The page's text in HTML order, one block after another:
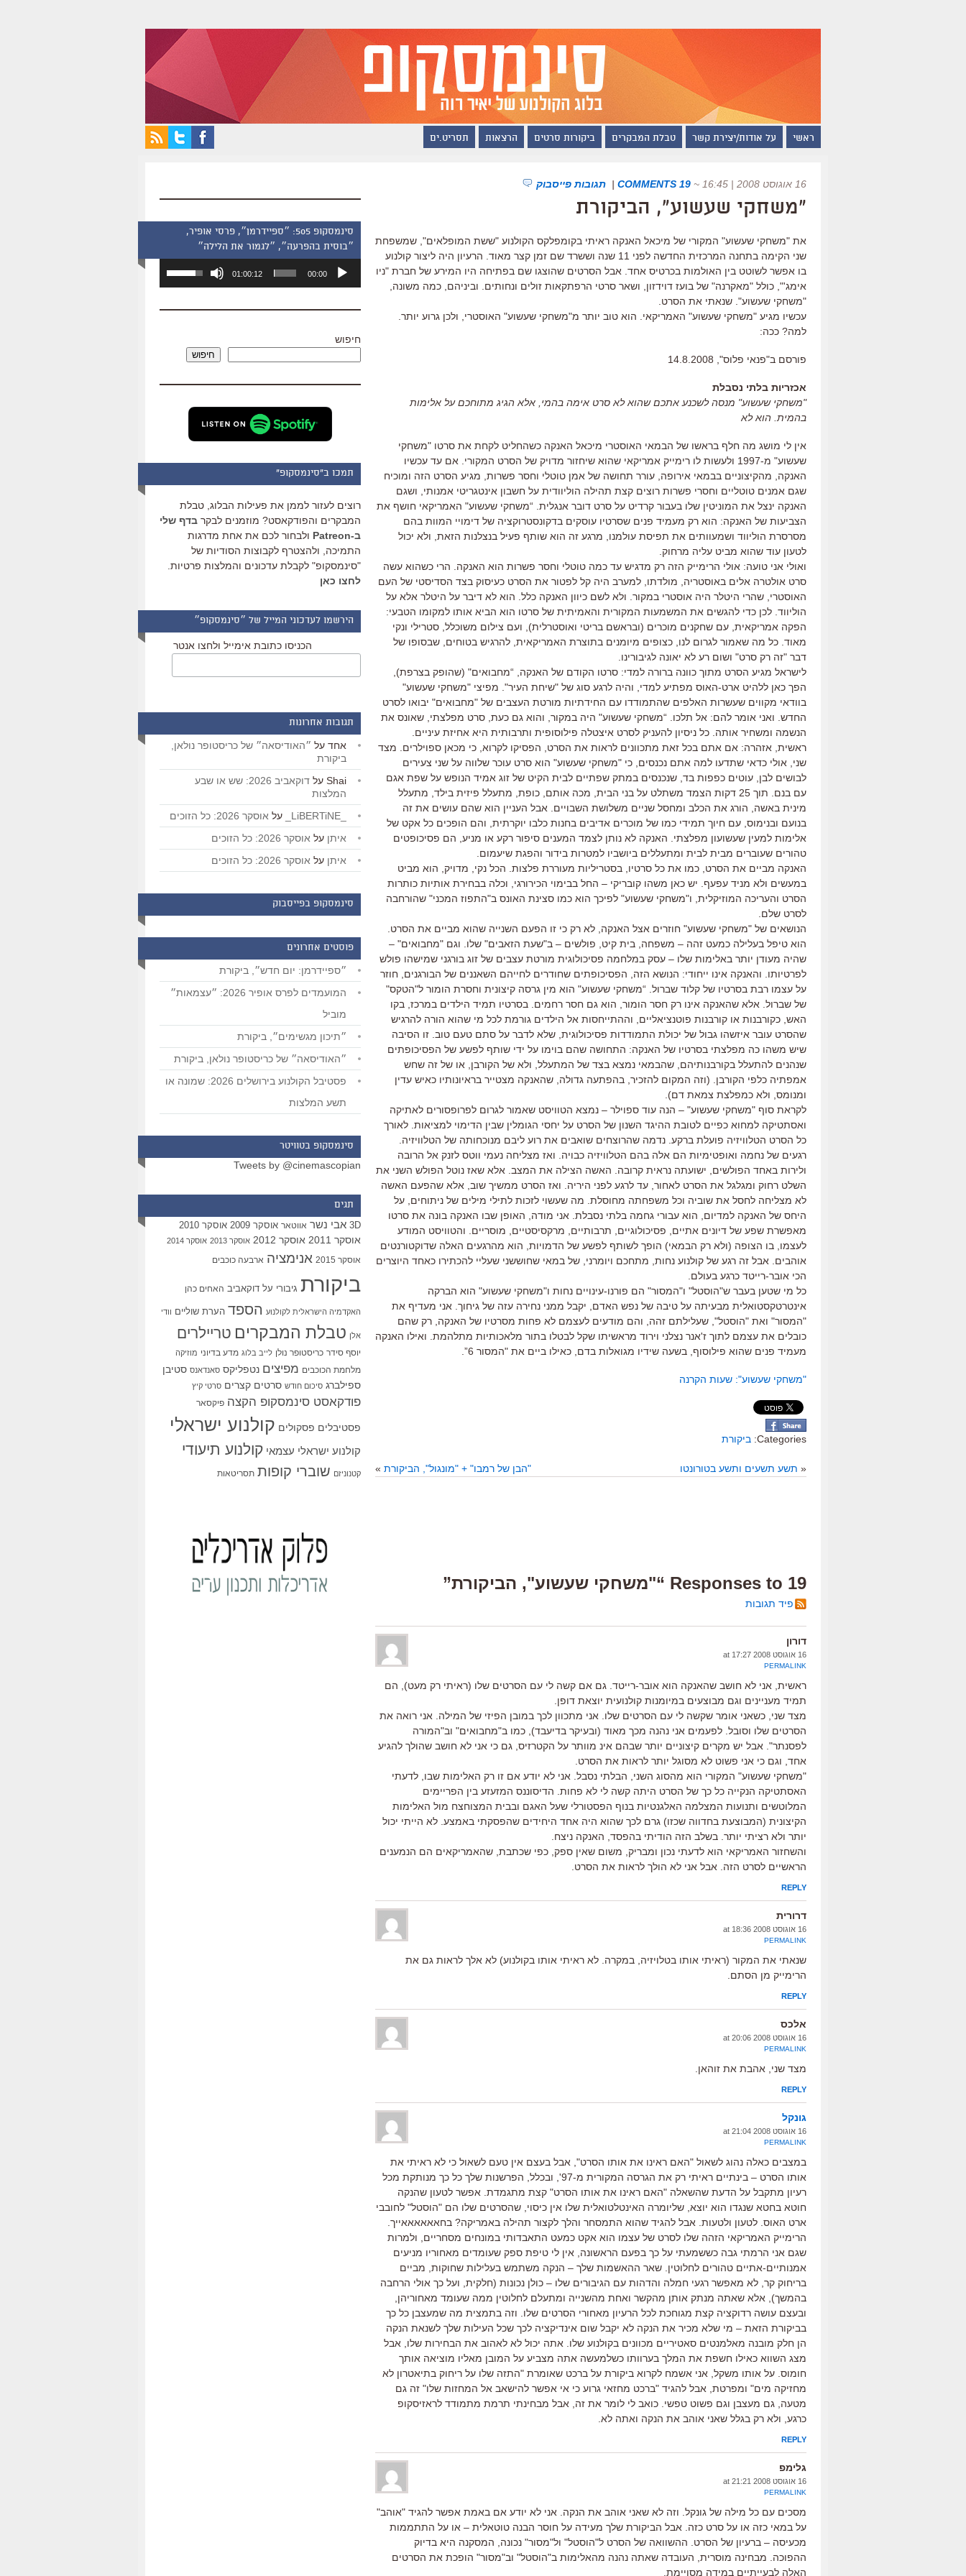
ראשי על אודות/יצירת קשר טבלת המבקרים ביקורות סרטים הרצאות תסריט.ים
16 אוגוסט 2008 | 16:45 ~
19 COMMENTS
| תגובות פייסבוק
"משחקי שעשוע", הביקורת
את "משחקי שעשוע" המקורי של מיכאל האנקה ראיתי בקומפלקס הקולנוע "ששת המופלאים", שמשפחת
שני הקימה בתחנה המרכזית החדשה לפני 11 שנה וששרד שם זמן קצר מאוד. הרעיון היה ליצור קולנוע
בו אפשר לשוטט בין האולמות בכרטיס אחד. אבל הסרטים שהוצגו שם בפתיחה היו המירע של חברת "ניו
אימג'", כולל "מאקרנה" של בועז דוידזון, ושאר סרטי הרפתקאות זולים ונחותים. וביניהם, כמה משונה,
"משחקי שעשוע". שנאתי את הסרט.
עכשיו מגיע "משחקי שעשוע" האמריקאי. הוא טוב יותר מ"משחקי שעשוע" האוסטרי, ולכן גרוע יותר.
למה? ככה:
פורסם ב"פנאי פלוס", 14.8.2008
אכזריות בלתי נסבלת
"משחקי שעשוע" מנסה לשכנע אתכם שהוא לא סרט אימה בהמי, אלא הגיג מתוחכם על אלימות
בהמית. הוא לא
אין לי מושג מה חלף בראשו של הבמאי האוסטרי מיכאל האנקה כשהחליט לקחת את סרטו "משחקי
שעשוע" מ-1997 ולעשות לו רימייק אמריקאי שהוא שיחזור מדויק של הסרט המקורי. אם עד עכשיו
האנקה, מהקיצוניים בבמאי אירופה, עורר תחושה של אמן טוטלי וחסר פשרות, מגיע הסרט הזה ומוכיח
שגם אמנים טוטליים וחסרי פשרות רוצים קצת תהילה הוליוודית על חשבון אינטגריטי אמנותי, ושגם
האנקה ינצל את המוניטין שלו בעבור קרדיט על סרט דובר אנגלית. “משחקי שעשוע" האמריקאי חושף את
הצביעות של האנקה: הוא רק מעמיד פנים שסרטיו עוסקים בדקונסטרוקציה של דימויי המוות בהם
מסרסרת הוליווד ושמעוותים את תפיסת עולמנו, מרגע זה הוא שותף פעיל בנצלנות הזאת, ולא יכול
לטעון עוד שהוא מביט עליה מרחוק.
ואולי אני טועה: אולי הרימייק הזה רק מדגיש עד כמה טוטלי וחסר פשרות הוא האנקה. הרי כשהוא עשה
סרט אולטרה אלים באוסטריה, מולדתו, למערב היה קל לפטור את הסרט כעיסוק בצד הסדיסטי של העם
האוסטרי, שהרי היטלר היה אוסטרי במקור. ולא לשם כיוון האנקה כלל. הוא לא דיבר על היטלר אלא על
הוליווד. לכן כדי להגשים את המשמעות המקורית והאמיתית של סרטו הוא הביא אותו למקומו הטבעי:
הפקה אמריקאית, עם שחקנים מוכרים (ובראשם בריטי ואוסטרלית), ועם צילום משוכלל, סטרילי ונקי
מאוד. כל מה שאמור לגרום לנו, כצופים מיומנים בתוצרת האמריקאית, להרגיש בטוחים, שבסופו של
דבר "זה רק סרט" ושום רע לא יאונה לגיבורינו.
לישראל מגיע הסרט מתוך כוונה ברורה למדי: סרטו הקודם של האנקה, “מחבואים" (שהופק בצרפת),
הפך כאן ללהיט ארט-האוס מפתיע למדי, והיה לרגע סוג של "שיחת העיר". מפיצי "משחקי שעשוע"
בוודאי מקווים שעשרות האלפים שהתמודדו עם החידתיות מורטת העצבים של "מחבואים" יבואו לסרט
החדש. ואני אומר להם: אל תלכו. “משחקי שעשוע" היה במקור, והוא גם כעת, סרט מפלצתי, שאונס את
הנשמה ומשחיר אותה. כל ניסיון להעניק לסרט איצטלה פילוסופית ותרבותית היא אחיזת עיניים.
ראשית, אזהרה: אם אתם בכל זאת מתכוונים לראות את הסרט, הפסיקו לקרוא, כי מכאן ספוילרים. מצד
שני, אולי כדאי שתדעו למה אתם נכנסים, כי "משחקי שעשוע" הוא סרט עוכר שלווה על שני צעירים
לבושים לבן, עוטים כפפות בד, שנכנסים במתק שפתיים לבית הקיט של זוג אמיד הנופש על שפת אגם
עם בנם. תוך 25 דקות הצמד משתלט על בני הבית, מכה אותם, כופת, מתעלל פיזית בילד, מתעלל
מינית באשה, הורג את הכלב ומחסל שניים משלושת השבויים. אבל העניין הוא שהם עושים את זה
בנועם ובנימוס, עם חיוך תמידי כמו של מוכרים אדיבים בחנות כלבו יוקרתית, והם הופכים כל אקט של
אלימות למעין שעשועון מפלצתי. האנקה לא נותן לצמד המענים סיפור רקע או מניע, הם פסיכופטים
טהורים שעוברים מבית לבית ומתעללים ביושביו למטרות בידור והפגת שיעמום.
האנקה מביים את הסרט, כמו את כל סרטיו, בסטריליות מעוררת פלצות. הכל נקי, מדויק, הוא מביט
במעשים ולא מניד עפעף. יש כאן משהו קובריקי – החל בבימוי הכירורגי, וכלה בבחירת אותיות כותרות
הסרט והעריכה המוזיקלית, ו"משחקי שעשוע" לפיכך הוא כמו סצינת האונס ב"התפוז המכני" שהורחבה
לסרט שלם.
הנושאים של "משחקי שעשוע" חוזרים אצל האנקה, לא רק כי זו הפעם השנייה שהוא מביים את הסרט.
הוא טיפל בעלילה כמעט זהה – משפחה, בית קיט, פולשים – ב"שעת הזאבים" שלו. וגם "מחבואים" –
שהיה מעודן יותר באלימות שלו – עסק במלחמה פסיכולוגית מורטת עצבים של זוג בורגני שמישהו פולש
לפרטיותו. והאנקה אינו ייחודי: הנושא הזה, הפסיכופתים שחודרים לחייהם השאננים של הבורגנים, חוזר
על עצמו רבת בסרטיו של קלוד שברול. “משחקי שעשוע" הוא מין גרסה קיצונית וחסרת הומור ל"הטקס"
של שברול. אלא שהאנקה אינו רק חסר הומור, הוא גם חסר רחמים. בסרטיו תמיד הילדים במרכז, בקו
האש, כקורבנות או קורבנות פוטנציאליים, וההתייחסות אל הילדים גורמת לכל מי שהוא הורה להרגיש
שהסרט עובר איזשהו גבול של יכולת התמודדות פסיכולוגית, שלא לדבר על סתם טעם טוב. זו הסיבה
שיש משהו כה מפלצתי בסרטיו של האנקה: התחושה שהם בוימו על ידי שותף לפשע של הפסיכופתים
שנהנים להתעלל בקורבנותיהם, שהבמאי נמצא בצד של המתעלל, ולא של הקורבן, או של זה שחש
אמפתיה כלפי הקורבן. (וזה המקום להזכיר, בהפתעה גדולה, שהאנקה מצטייר בראיונותיו כאיש עדין
ומנומס, ולא כמפלצת צמאת דם).
לקראת סוף "משחקי שעשוע" – הנה עוד ספוילר – נמצא הטוויסט שאמור לגרום לפרופסורים לאתיקה
ואסתטיקה למחוא כפיים לטובת ההיגד השנון של הסרט על יחסי הגומלין שבין הדימוי למציאות. לאורך
כל הסרט הטלוויזיה פועלת ברקע. נדמה שהרוצחים שואבים את רוע ליבם מנוכחותה של הטלוויזיה.
רגעים של נחמה ואופטימיות הם אלה בהם הטלוויזיה כבויה. ואז מצליחה נעמי ווטס לזנק אל הרובה
ולירות באחד הפולשים, ישועתה נראית קרובה. האשה הצילה את המצב. אלא שאז נוטל הפולש השני את
השלט רחוק ומגלגל את הסרט לאחור, עד לרגע לפני היריה. ואז הסרט ממשיך שוב, אלא שהפעם האשה
לא מצליחה לחסל את שוביה וכל משפחתה מחוסלת. מה שעשוי לזכות לתילי מילים של ניתוחים, על
היחס של האנקה למדיום, הוא עבורי גחמה בלתי נסבלת. אני מודה, האופן שבו האנקה בונה את סרטו
מאפשרת שפע של דיונים אתיים, פסיכולוגיים, תרבותיים, מרקסיסטיים, מוסריים. והטוויסט המודע
לעצמו, בו הצופה (ולא רק הבמאי) הופך לשותף לפשע של הדמויות, הוא מהרגעים האלה שדוקטורנטים
אוהבים. אבל זה רגע של קולנוע נחות, מתחכם ויומרני, של במאי שחוששני שעליי להכתירו כאחד היוצרים
הכי אובר-רייטד כרגע בעולם.
כל מי שטען בעבר ש"הוסטל" ו"המסור" הם פורנו-עינויים נחות ו"משחקי שעשוע" הוא הברקה
אינטרטקסטואלית מבעיתה על טיבה של נפש האדם, יקבל ממני נחירה עזה של גיחוך. אני מעדיף את
"המסור" ואת "הוסטל", שעלילתם זהה, והם מודעים לעצמם לא פחות מסרטיו של האנקה, רק שהם
כובלים את עצמם לתוך ז'אנר נצלני וירוד מראשיתו שקל לבטלו בתור מלאכותיות מתלהמת. ואילו האנקה
מעמיד פנים שהוא פילוסוף, בשעה שידיו מגואלות בדם, כאילו ביים את "המסור 6”.
"משחקי שעשוע": שעות הקרנה
Categories: ביקורת
« תשע תשעים ותשע בטורונטו "הבן של רמבו" + "מונגול", הביקורת »
19 Responses to “"משחקי שעשוע", הביקורת”
פיד תגובות
דורון
16 אוגוסט 2008 at 17:27
PERMALINK
ראשית, אני לא חושב שהאנקה הוא אובר-רייטד. גם אם קשה לי עם הסרטים שלו (ראיתי רק מעט), הם
תמיד מעניינים וגם מבוצעים במיומנות קולנועית יוצאת דופן.
מצד שני, כשאני אומר שקשה לי עם הסרטים שלו. אני מתכוון לכך במובן הפיזי של המילה. אני רואה את
הסרטים שלו וסובל. לפעמים אני נהנה מכך מאוד (ובעיקר בדיעבד), כמו ב"מחבואים" וב"המורה
לפסנתר". אבל יש מקרים קיצוניים יותר שבהם אינ מוותר על הקטרזיס, גם כי אני לא חושב שהולך להגיע
אחד, וגם כי אני פשוט לא מסוגל יותר לראות את הסרט.
"משחקי שעשוע" המקורי הוא מהסוג השני, הבלתי נסבל. אני לא יודע אם זו רק האלימות שבו, לדעתי
האסתטיקה הנקייה כל כך של הסרט היתה קשה לי לא פחות. הדיסוננס המזעזע בין הפריימים
המלוטשים ותנועות המצלמה האלגנטיות בנוף הפסטורלי שעל האגם ובבית המצוחצח מול האלימות
הקיצונית (המבוצעת בחדווה שכזו) גרם לכך שהוא היה אחד היחידים שהפסקתי באמצע. לא הייתי יכול
יותר ולא רציתי יותר. בשלב הזה הודיתי בהפסד, האנקה ניצח.
והשחזור האמריקאי הוא לדעתי נכון ומבריק, משום שאין ספק, כפי שכתבת, שהאמריקאים הם הנמענים
הראשיים לסרט הזה. אבל אני לא הולך לראות את הסרט.
REPLY
דרורית
16 אוגוסט 2008 at 18:36
PERMALINK
שנאתי את המקור (ראיתי אותו בטלויזיה, במקרה. לא ראיתי אותו בקולנוע) לא אלך לראות גם את
הרימייק מן הסתם.
REPLY
אלכס
16 אוגוסט 2008 at 20:06
PERMALINK
מצד שני, אהבת את זוהאן.
REPLY
גונקל
16 אוגוסט 2008 at 21:04
PERMALINK
במצבים כאלה נהוג לשאול "האם ראינו את אותו הסרט", אבל בעצם אין טעם לשאול כי לא ראיתי את
אותו הסרט – בינתיים ראיתי רק את הגרסה המקורית מ-97', ובכלל, הפרשנות שלך כל כך מנותקת מכל
רעיון מתקבל על הדעת שהשאלה "האם ראינו את אותו הסרט" קצת מתגמדת. אפשר לטעון שהנקה
חוטא בחטא שנגדו הוא יוצא, שליומרה האינטלטואלית שלו אין כיסוי, שהסרטים שלו הם "הוסטל" לחובבי
ארט האוס. לטעון ולטעות. אבל להגיד שהוא התמסחר והלך לקצור תהילה באמריקה? בחאאאאאאייך.
הרימייק האמריקאי הזהה שלו לסרט של עצמו הוא אקט כמעט התאבדותי במונחים מסחריים, ולמרות
שגם אני הרמתי גבה כששמעתי על כך בפעם הראשונה, אין לי טיפת ספק שעומדים מאחוריו מניעים
אמנותיים-אתיים טהורים לחלוטין. שאר ההאשמות שלך – הנקה משתמש בעלילות שחוקות, מביים
בריחוק קר, לא מאפשר רגעי חמלה והדהות עם הגיבורים שלו – כולן נכונות (חלקית, ועל כך אולי הרחבה
בהמשך), אלא שאתה מנתק אותן מהקשר ואחת מהשנייה ומתעלם לחלוטין ממה שעומד מאחוריהן,
ובעצם עושה רדוקציה קצת מגוחכת לכל הרעיון מאחורי הסרטים שלו. וזה בתמצית מה שמעצבן כל כך
בביקורת הזאת – מי שלא מכיר את הנקה לא יקבל שום אינדיקציה לכך שכל העילות שלך לשנאת הנקה
הן חלק מובנה מאלמנטים סאטיריים מכוונים בקולנוע שלו. אתה יכול לא לאהוב את הבחירות שלו, אבל
מצג השווא כאילו חשפת את המלך בערוותו כשלמעשה אתה מצביע על המובן מאליו מוציאה אותך
חומוס. על אותו משקל, אני אשמח לקרוא ביקורת על ברכט שאומרת "התזה שלו על ריחוק בתיאטרון לא
מחזיקה מים" ומפרטת, אבל להגיד "ברכט מחזאי גרוע כי אי אפשר להישאב אל המחזות שלו" זה גם
מטעה, גם מעצבן וגם פשוט טפשי. כואב לי לומר את זה, אבל מבחינתי תרמת מתמודד לראזיסקופ
כרגע, ולא רק בגלל שאני אוהב את הנקה ואתה לא.
REPLY
גלימפ
16 אוגוסט 2008 at 21:21
PERMALINK
מסכים עם כל מילה של גונקל. וזה לא שאני אוהב את הנקה. אני לא יודע אם באמת אפשר להגיד "אוהב"
על במאי כזה או על סרט כזה. אבל הביקורת שלך מעידה על חוסר הבנה טוטאלית – או על התתממות
מכעיסה – ברעיון של הסרט. ההשוואה של הסרט ל"הוסטל" ול"מסור" נכונה, המסקנה היא בדיוק
ההפוכה. מבחינה מוסרית, העובדה שאתה נהנה מהאלימות ב"הוסטל" וב"מסור" הופכת את הסרטים
האלה לבעייתיים במידה מסויימת.
סינמסקופ 505: ״ספיידרמן״, פרסי אופיר,
״בוסית בהפרעה״, ״לגמור את הלילה״
אודיו
00:00
01:00:12
השתמש
כדי
שמע.
חיפוש
חיפוש
תמכו ב"סינמסקופ"
רוצים לעזור לממן את פעילות הבלוג, טבלת
המבקרים והפודקאסט? מוזמנים לבקר בדף שלי
ב-Patreon
ולבחור לכם את אחת מדרגות
התמיכה, ולהצטרף לקבוצות הסודיות של
"סינמסקופ" לקבלת עדכונים והמלצות פרטיות.
לחצו כאן
הירשמו לעדכוני המייל של ״סינמסקופ״
הכניסו כתובת אימייל ולחצו אנטר
תגובות אחרונות
אחד על ״האודיסאה״ של כריסטופר נולאן,
ביקורת
Shai על
דוקאביב 2026: שש או שבע
המלצות
על אוסקר 2026: כל הזוכים
איתן על אוסקר 2026: כל הזוכים
איתן על אוסקר 2026: כל הזוכים
סינמסקופ בפייסבוק
פוסטים אחרונים
״ספיידרמן: יום חדש״, ביקורת
המועמדים לפרס אופיר 2026: ״עצמאות״
מוביל
״תיכון מגשימים״, ביקורת
״האודיסאה״ של כריסטופר נולאן, ביקורת
פסטיבל הקולנוע בירושלים 2026: שמונה או
תשע המלצות
סינמסקופ בטוויטר
Tweets by @cinemascopian
תגים
3D אבי נשר אווטאר אוסקר 2009 אוסקר 2010
אוסקר 2011 אוסקר 2012 אוסקר 2013 אוסקר 2014
אוסקר 2015 אנימציה ארבעה כוכבים
ביקורת גיבורי על דוקאביב האחים כהן
האקדמיה הישראלית לקולנוע הספד הערת שוליים וודי
אלן טבלת המבקרים טריילרים
יוסף סידר כריסטופר נולן לייב בלוג מדע בדיוני מוזיקה
מלחמת הכוכבים מפיצים נטפליקס סאנדאנס סטיבן
ספילברג סיכום חודש סרטים קצרים סרטי קיץ
פודקאסט סינמסקופ הקצה פיקסאר
פסטיבלים פסקולים קולנוע ישראלי
קולנוע ישראלי עצמאי קולנוע תיעודי
קטנוניזם שוברי קופות תסריטאות